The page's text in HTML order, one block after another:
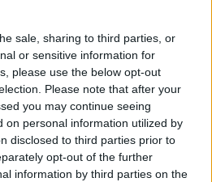
sale, sharing to third parties, or
or sensitive information for
please use the below opt-out
Please note that after your
you may continue seeing
on personal information utilized by
disclosed to third parties prior to
opt-out of the further
information by third parties on the
falsas de
Estados Unidos
RELACIONADAS